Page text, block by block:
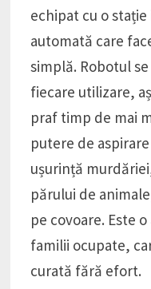
echipat cu o
automată care
simplă. Robotul
fiecare utilizare,
praf timp de mai
putere de
ușurință
părului de
pe covoare. Este
familii ocupate,
curată fără efort.